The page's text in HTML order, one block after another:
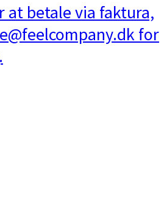
at betale via faktura,
for